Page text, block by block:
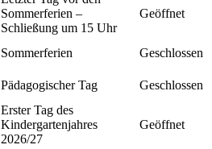
Sommerferien –
Schließung um 15 Uhr
Geöffnet
Sommerferien
Geschlossen
Pädagogischer Tag Geschlossen
Erster Tag des
Kindergartenjahres
2026/27
Geöffnet